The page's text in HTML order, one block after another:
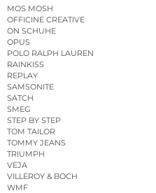
MOS MOSH
OFFICINE CREATIVE
ON SCHUHE
OPUS
POLO RALPH LAUREN
RAINKISS
REPLAY
SAMSONITE
SATCH
SMEG
STEP BY STEP
TOM TAILOR
TOMMY JEANS
TRIUMPH
VEJA
VILLEROY & BOCH
WMF